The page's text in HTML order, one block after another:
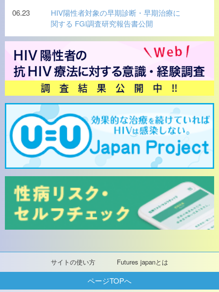
サイトの使い方 Futures japanとは
06.23
HIV陽性者対象の早期診断・早期治療に
関する FGI調査研究報告書公開
ページTOPへ